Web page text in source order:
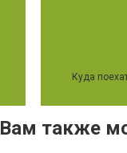
Куда
Вам также